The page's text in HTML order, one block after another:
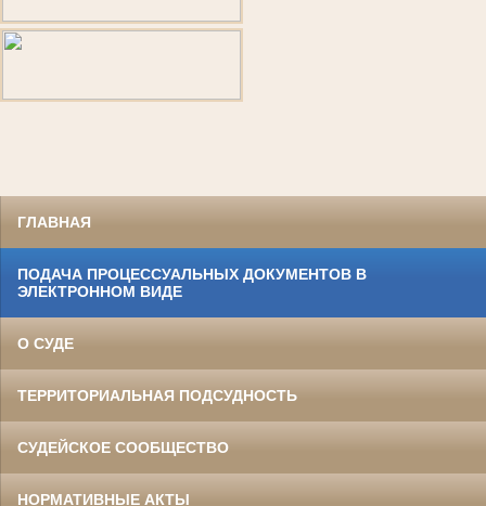
ГЛАВНАЯ
ПОДАЧА ПРОЦЕССУАЛЬНЫХ ДОКУМЕНТОВ В
ЭЛЕКТРОННОМ ВИДЕ
О СУДЕ
ТЕРРИТОРИАЛЬНАЯ ПОДСУДНОСТЬ
СУДЕЙСКОЕ СООБЩЕСТВО
НОРМАТИВНЫЕ АКТЫ